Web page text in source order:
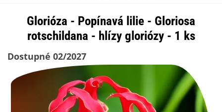
Glorióza - Popínavá lilie - Gloriosa
rotschildana - hlízy gloriózy - 1 ks
Dostupné 02/2027